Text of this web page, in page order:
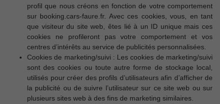
profil que nous créons en fonction de votre comportement
sur booking.cars-faure.fr. Avec ces cookies, vous, en tant
que visiteur du site web, êtes lié à un ID unique mais ces
cookies ne profileront pas votre comportement et vos
centres d’intérêts au service de publicités personnalisées.
Cookies de marketing/suivi : Les cookies de marketing/suivi
sont des cookies ou toute autre forme de stockage local,
utilisés pour créer des profils d’utilisateurs afin d’afficher de
la publicité ou de suivre l’utilisateur sur ce site web ou sur
plusieurs sites web à des fins de marketing similaires.